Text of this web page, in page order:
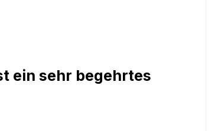
ein sehr begehrtes